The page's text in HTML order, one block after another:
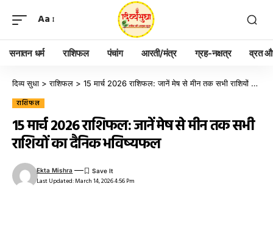
Aa
सनातन धर्म राशिफल पंचांग आरती/मंत्र ग्रह-नक्षत्र व्रत
दिव्य सुधा >राशिफल > 15 मार्च 2026 राशिफल: जानें मेष से मीन तक सभी राशियों का दैनिक भविष्यफल
राशिफल
15 मार्च 2026 राशिफल: जानें मेष से मीन तक सभी
राशियों का दैनिक भविष्यफल
Last Updated: March 14, 2026 4:56 Pm
Ekta Mishra